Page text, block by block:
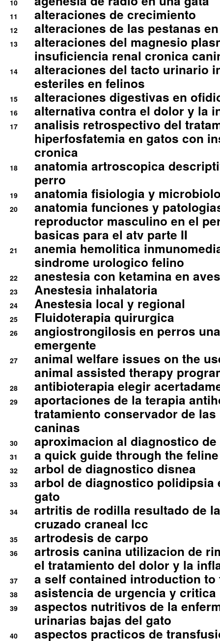
10
11 alteraciones de crecimiento
12 alteraciones de las pestanas
13
alteraciones del magnesio
insuficiencia renal cronica
14
alteraciones del tacto urinario
esteriles en felinos
15 alteraciones digestivas en
16 alternativa contra el dolor y la
17
analisis retrospectivo del
hiperfosfatemia en gatos con
cronica
18
anatomia artroscopica
perro
19 anatomia fisiologia y
20
anatomia funciones y
reproductor masculino en el
basicas para el atv parte II
21
anemia hemolitica
sindrome urologico felino
22 anestesia con ketamina en
23 Anestesia inhalatoria
24 Anestesia local y regional
25 Fluidoterapia quirurgica
26
angiostrongilosis en perros
emergente
27
animal welfare issues on the
animal assisted therapy
28 antibioterapia elegir
29
aportaciones de la terapia
tratamiento conservador de
caninas
30 aproximacion al diagnostico
31 a quick guide through the
32 arbol de diagnostico disnea
33
arbol de diagnostico polidipsia
gato
34
artritis de rodilla resultado de
cruzado craneal lcc
35 artrodesis de carpo
36
artrosis canina utilizacion de
el tratamiento del dolor y la
37 a self contained introduction
38 asistencia de urgencia y
39
aspectos nutritivos de la
urinarias bajas del gato
40
aspectos practicos de